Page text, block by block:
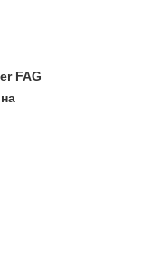
FAG